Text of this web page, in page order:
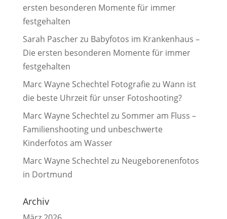
ersten besonderen Momente für immer
festgehalten
Sarah Pascherzu Babyfotos im Krankenhaus –
Die ersten besonderen Momente für immer
festgehalten
Marc Wayne Schechtel Fotografie zu Wann ist
die beste Uhrzeit für unser Fotoshooting?
Marc Wayne Schechtel zu Sommer am Fluss –
Familienshooting und unbeschwerte
Kinderfotos am Wasser
Marc Wayne Schechtel zu Neugeborenenfotos
in Dortmund
Archiv